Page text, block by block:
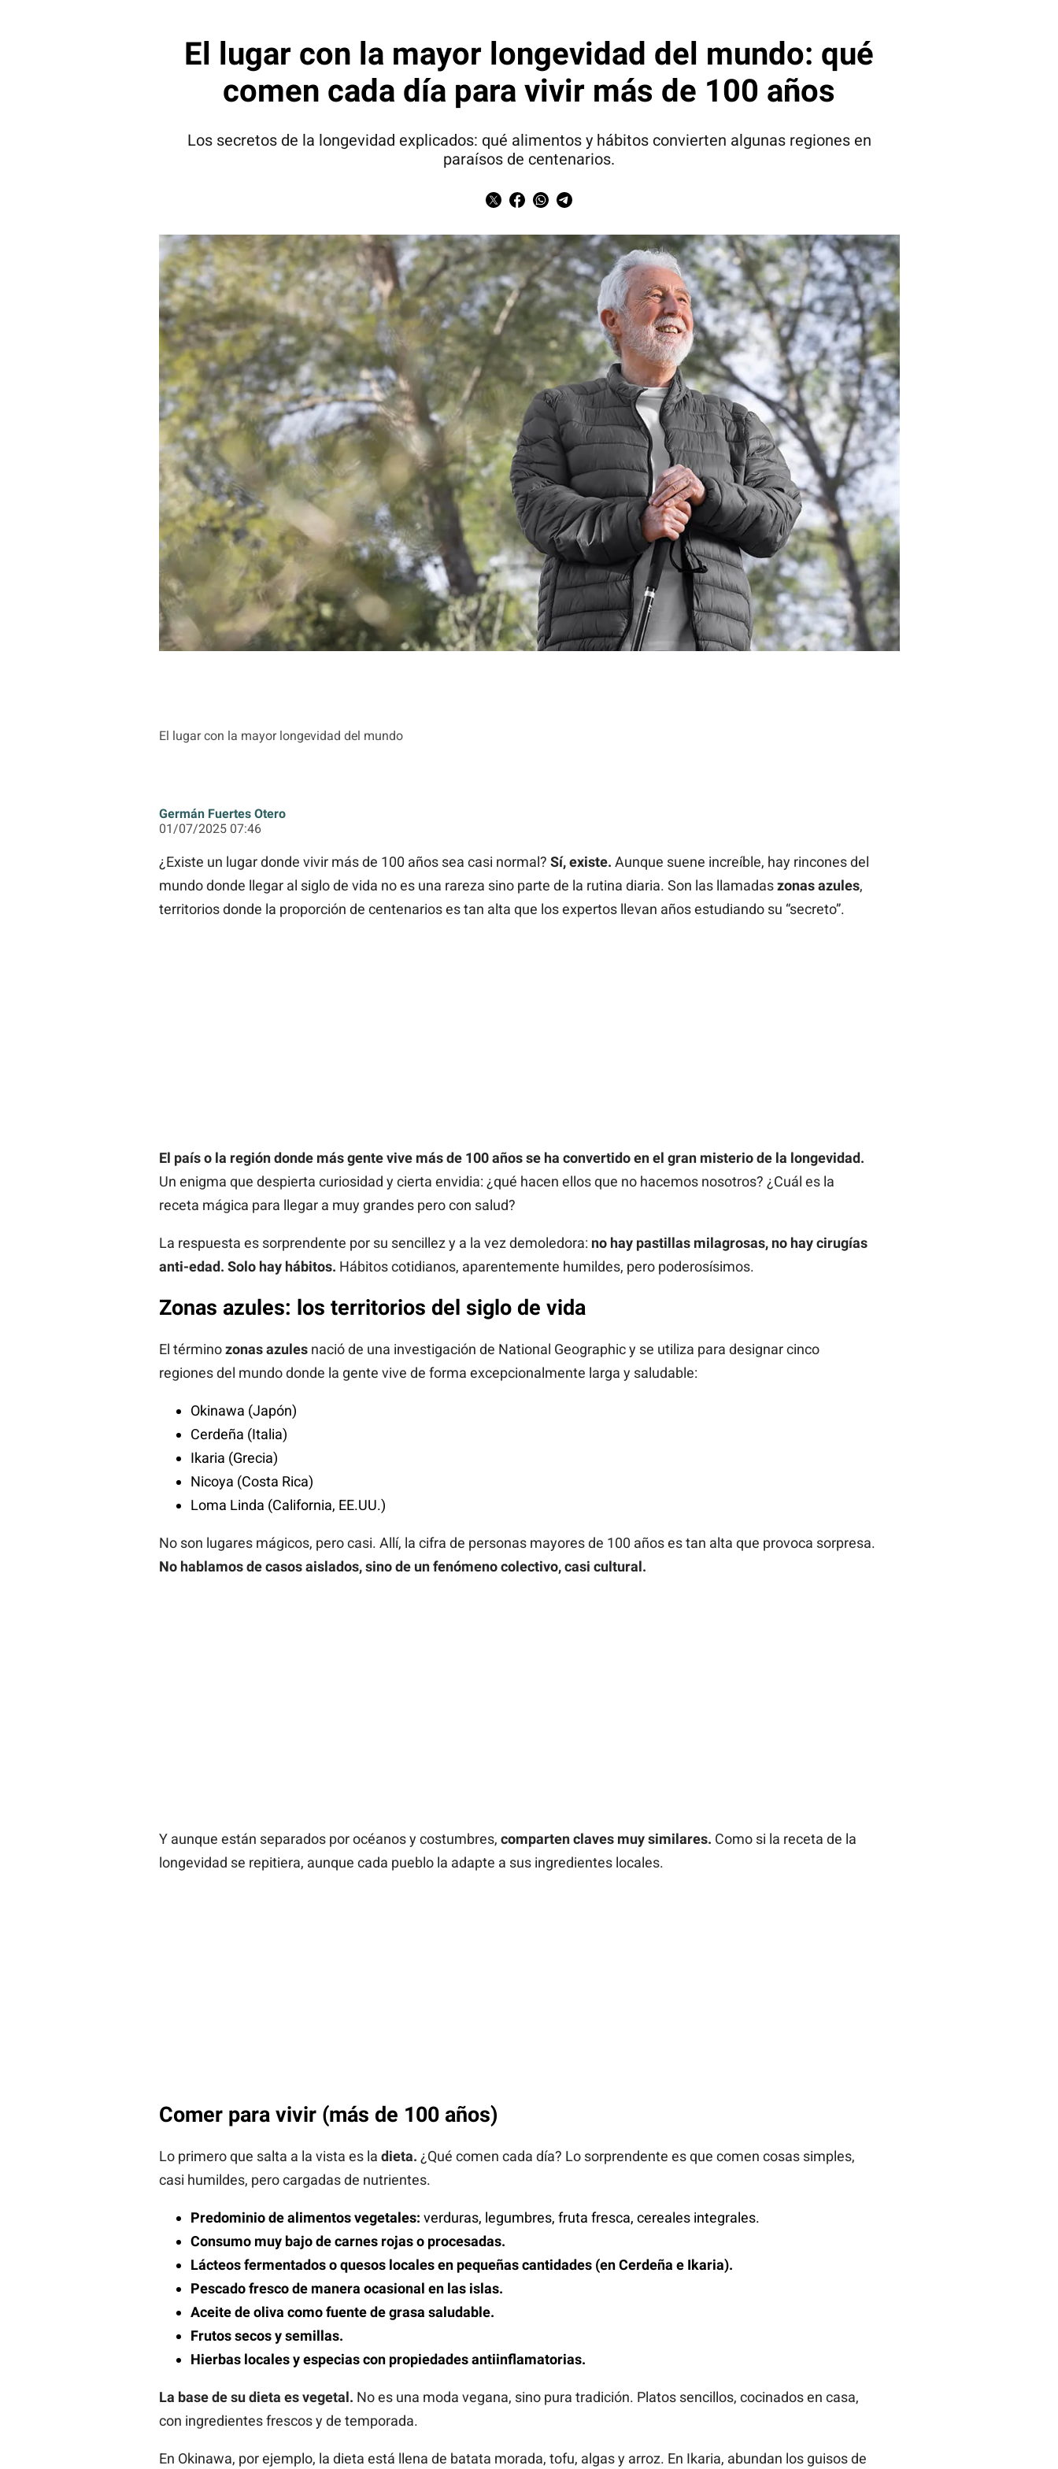
El lugar con la mayor longevidad del mundo
El lugar con la mayor longevidad del mundo: qué
comen cada día para vivir más de 100 años
Los secretos de la longevidad explicados: qué alimentos y hábitos convierten algunas regiones en
paraísos de centenarios.
Germán Fuertes Otero
01/07/2025 07:46
¿Existe un lugar donde vivir más de 100 años sea casi normal? Sí, existe. Aunque suene increíble, hay rincones del
mundo donde llegar al siglo de vida no es una rareza sino parte de la rutina diaria. Son las llamadaszonas azules,
territorios donde la proporción de centenarios es tan alta que los expertos llevan años estudiando su “secreto”.
El país o la región donde más gente vive más de 100 años se ha convertido en el gran misterio de la longevidad.
Un enigma que despierta curiosidad y cierta envidia: ¿qué hacen ellos que no hacemos nosotros? ¿Cuál es la
receta mágica para llegar a muy grandes pero con salud?
La respuesta es sorprendente por su sencillez y a la vez demoledora: no hay pastillas milagrosas, no hay cirugías
anti-edad. Solo hay hábitos. Hábitos cotidianos, aparentemente humildes, pero poderosísimos.
Zonas azules: los territorios del siglo de vida
El términozonas azulesnació de una investigación de National Geographic y se utiliza para designar cinco
regiones del mundo donde la gente vive de forma excepcionalmente larga y saludable:
Okinawa (Japón)
Cerdeña (Italia)
Ikaria (Grecia)
Nicoya (Costa Rica)
Loma Linda (California, EE.UU.)
No son lugares mágicos, pero casi. Allí, la cifra de personas mayores de 100 años es tan alta que provoca sorpresa.
No hablamos de casos aislados, sino de un fenómeno colectivo, casi cultural.
Y aunque están separados por océanos y costumbres, comparten claves muy similares. Como si la receta de la
longevidad se repitiera, aunque cada pueblo la adapte a sus ingredientes locales.
Comer para vivir (más de 100 años)
Lo primero que salta a la vista es la dieta. ¿Qué comen cada día? Lo sorprendente es que comen cosas simples,
casi humildes, pero cargadas de nutrientes.
Predominio de alimentos vegetales: verduras, legumbres, fruta fresca, cereales integrales.
Consumo muy bajo de carnes rojas o procesadas.
Lácteos fermentados o quesos locales en pequeñas cantidades (en Cerdeña e Ikaria).
Pescado fresco de manera ocasional en las islas.
Aceite de oliva como fuente de grasa saludable.
Frutos secos y semillas.
Hierbas locales y especias con propiedades antiinflamatorias.
La base de su dieta es vegetal. No es una moda vegana, sino pura tradición. Platos sencillos, cocinados en casa,
con ingredientes frescos y de temporada.
En Okinawa, por ejemplo, la dieta está llena de batata morada, tofu, algas y arroz. En Ikaria, abundan los guisos de